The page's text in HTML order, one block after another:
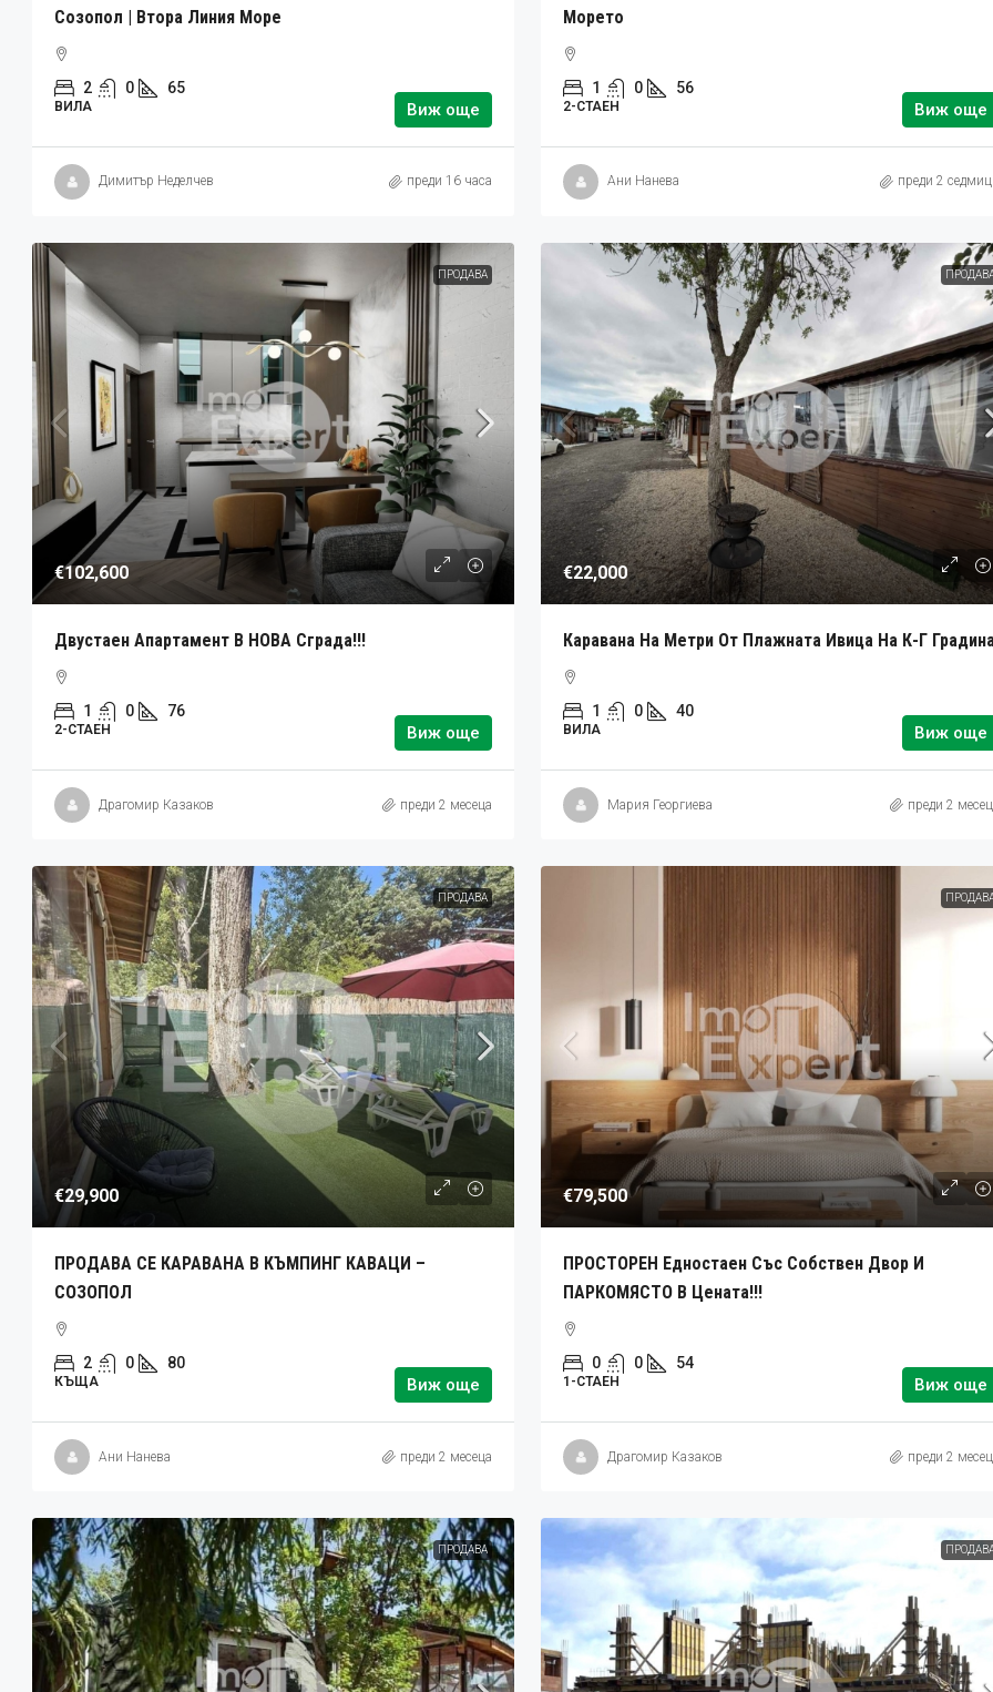
Созопол | Втора Линия Море
2 0 65
ВИЛА Виж още
Димитър Неделчев преди 16 часа
Морето
1 0 56
2-СТАЕН Виж още
Ани Нанева преди 2
ПРОДАВА
€102,600
Двустаен Апартамент В НОВА Сграда!!!
1 0 76
2-СТАЕН Виж още
Драгомир Казаков преди 2 месеца
€22,000
Каравана На Метри От Плажната Ивица На К-Г
1 0 40
ВИЛА Виж още
Мария Георгиева преди 2
ПРОДАВА
€29,900
ПРОДАВА СЕ КАРАВАНА В КЪМПИНГ КАВАЦИ –
СОЗОПОЛ
2 0 80
КЪЩА Виж още
Ани Нанева преди 2 месеца
€79,500
ПРОСТОРЕН Едностаен Със Собствен Двор И
ПАРКОМЯСТО В Цената!!!
0 0 54
1-СТАЕН Виж още
Драгомир Казаков преди 2
ПРОДАВА